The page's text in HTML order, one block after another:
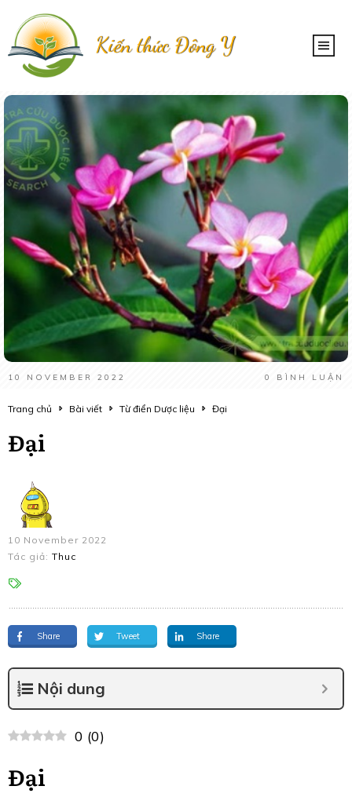
Kiến thức Đông Y
10 NOVEMBER 2022 0 BÌNH LUẬN
Trang chủ Bài viết Từ điển Dược liệu Đại
Đại
10 November 2022
Tác giả: Thuc
Share Tweet Share
Nội dung
0 (0)
Đại